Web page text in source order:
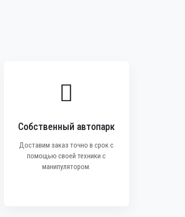
Собственный автопарк
Доставим заказ точно в срок с
помощью своей техники с
манипулятором.